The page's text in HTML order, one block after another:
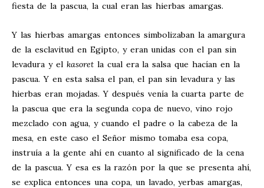
fiesta de la pascua, la cual eran las hierbas amargas.
Y las hierbas amargas entonces simbolizaban la amargura
de la esclavitud en Egipto, y eran unidas con el pan sin
levadura y el kasoretla cual era la salsa que hacían en la
pascua. Y en esta salsa el pan, el pan sin levadura y las
hierbas eran mojadas. Y después venía la cuarta parte de
la pascua que era la segunda copa de nuevo, vino rojo
mezclado con agua, y cuando el padre o la cabeza de la
mesa, en este caso el Señor mismo tomaba esa copa,
instruía a la gente ahí en cuanto al significado de la cena
de la pascua. Y esa es la razón por la que se presenta ahí,
se explica entonces una copa, un lavado, yerbas amargas,